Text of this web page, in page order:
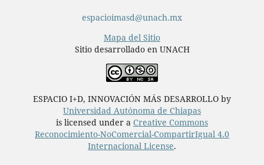
espacioimasd@unach.mx
Mapa del Sitio
Sitio desarrollado en UNACH
ESPACIO I+D, INNOVACIÓN MÁS DESARROLLO by
Universidad Autónoma de Chiapas
is licensed under a Creative Commons
Reconocimiento-NoComercial-CompartirIgual 4.0
Internacional License.